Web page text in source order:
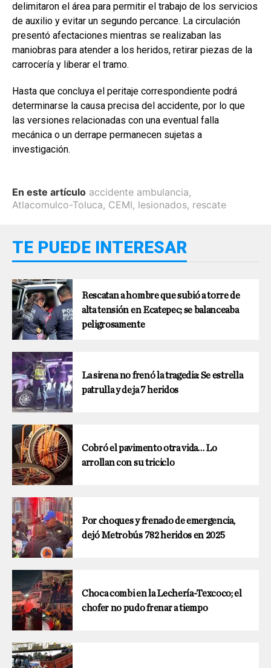
delimitaron el área para permitir el trabajo de los servicios
de auxilio y evitar un segundo percance. La circulación
presentó afectaciones mientras se realizaban las
maniobras para atender a los heridos, retirar piezas de la
carrocería y liberar el tramo.
Hasta que concluya el peritaje correspondiente podrá
determinarse la causa precisa del accidente, por lo que
las versiones relacionadas con una eventual falla
mecánica o un derrape permanecen sujetas a
investigación.
En este artículo accidente ambulancia,
Atlacomulco-Toluca, CEMI, lesionados, rescate
TE PUEDE INTERESAR
Rescatan a hombre que subió a torre de
alta tensión en Ecatepec; se balanceaba
peligrosamente
La sirena no frenó la tragedia: Se estrella
patrulla y deja 7 heridos
Cobró el pavimento otra vida… Lo
arrollan con su triciclo
Por choques y frenado de emergencia,
dejó Metrobús 782 heridos en 2025
Choca combi en la Lechería-Texcoco; el
chofer no pudo frenar a tiempo